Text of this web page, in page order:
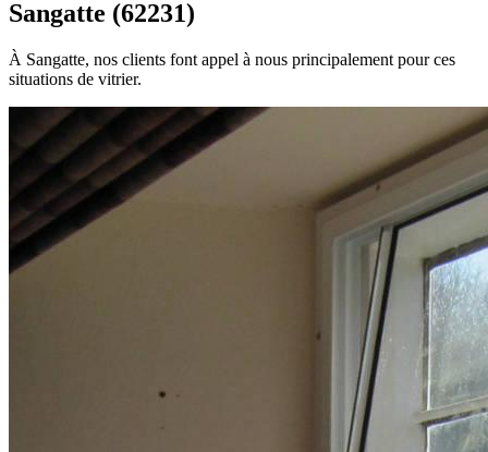
Sangatte (62231)
À Sangatte, nos clients font appel à nous principalement pour ces
situations de vitrier.